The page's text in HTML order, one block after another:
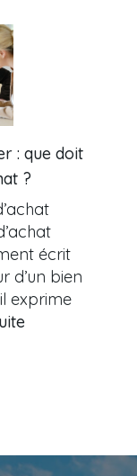
: que doit
?
écrit
d’un bien
exprime